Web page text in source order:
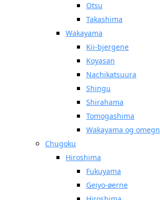
Otsu
Takashima
Wakayama
Kii-bjergene
Koyasan
Nachikatsuura
Shingu
Shirahama
Tomogashima
Wakayama og omegn
Chugoku
Hiroshima
Fukuyama
Geiyo-øerne